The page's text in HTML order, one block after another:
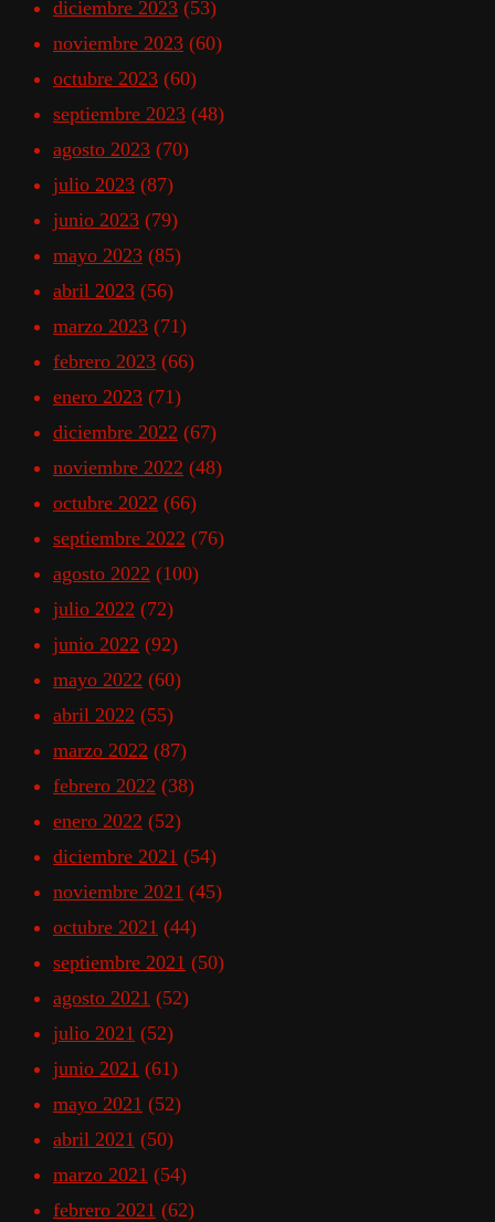
diciembre 2023 (53)
noviembre 2023 (60)
octubre 2023 (60)
septiembre 2023 (48)
agosto 2023 (70)
julio 2023 (87)
junio 2023 (79)
mayo 2023 (85)
abril 2023 (56)
marzo 2023 (71)
febrero 2023 (66)
enero 2023 (71)
diciembre 2022 (67)
noviembre 2022 (48)
octubre 2022 (66)
septiembre 2022 (76)
agosto 2022 (100)
julio 2022 (72)
junio 2022 (92)
mayo 2022 (60)
abril 2022 (55)
marzo 2022 (87)
febrero 2022 (38)
enero 2022 (52)
diciembre 2021 (54)
noviembre 2021 (45)
octubre 2021 (44)
septiembre 2021 (50)
agosto 2021 (52)
julio 2021 (52)
junio 2021 (61)
mayo 2021 (52)
abril 2021 (50)
marzo 2021 (54)
febrero 2021 (62)